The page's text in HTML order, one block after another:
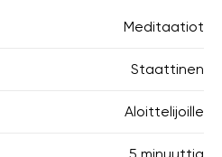
Meditaatiot
Staattinen
Aloittelijoille